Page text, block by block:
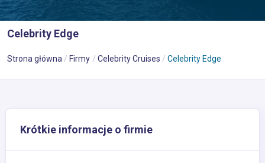
Celebrity Edge
Strona główna Firmy Celebrity Cruises Celebrity Edge
Krótkie informacje o firmie